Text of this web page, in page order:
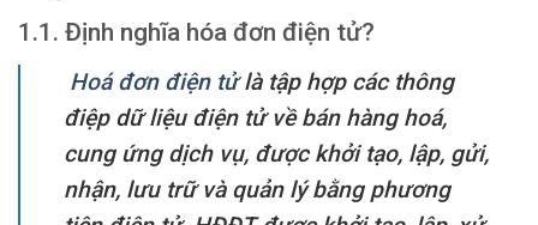
1.1. Định nghĩa hóa đơn điện tử?
Hoá đơn điện tửlà tập hợp các thông
điệp dữ liệu điện tử về bán hàng hoá,
cung ứng dịch vụ, được khởi tạo, lập, gửi,
nhận, lưu trữ và quản lý bằng phương